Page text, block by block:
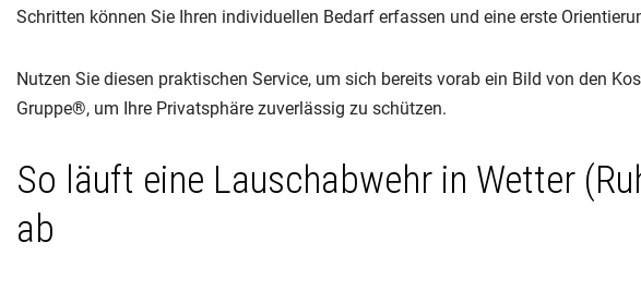
Schritten können Sie Ihren individuellen Bedarf erfassen und eine erste
Nutzen Sie diesen praktischen Service, um sich bereits vorab ein Bild von den
Gruppe®, um Ihre Privatsphäre zuverlässig zu schützen.
So läuft eine Lauschabwehr in Wetter
ab